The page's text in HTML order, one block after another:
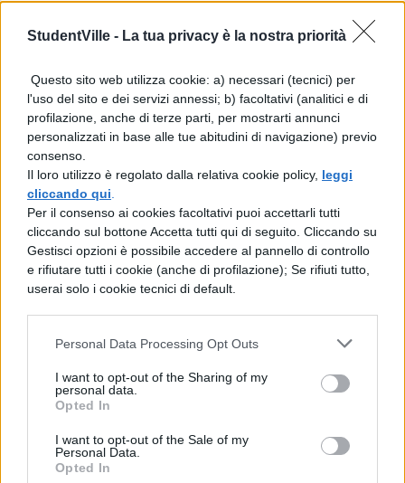
StudentVille - La tua privacy è la nostra priorità
Questo sito web utilizza cookie: a) necessari (tecnici) per
l'uso del sito e dei servizi annessi; b) facoltativi (analitici e di
profilazione, anche di terze parti, per mostrarti annunci
personalizzati in base alle tue abitudini di navigazione) previo
consenso.
Il loro utilizzo è regolato dalla relativa cookie policy, leggi
cliccando qui
Per il consenso ai cookies facoltativi puoi accettarli tutti
cliccando sul bottone Accetta tutti qui di seguito. Cliccando su
Gestisci opzioni è possibile accedere al pannello di controllo
e rifiutare tutti i cookie (anche di profilazione); Se rifiuti tutto,
userai solo i cookie tecnici di default.
Personal Data Processing Opt Outs
I want to opt-out of the Sharing of my
personal data.
Opted In
I want to opt-out of the Sale of my
Personal Data.
Opted In
dentro un liquido, smog, se residui solidi
delle combustioni sono dispersi nell’aria
d’acqua.– segue nel file da scaricare
Scarica il contenuto
TI POTREBBE INTERESSARE
CHIMICA
Elettrolisi: cos'è e come
funziona il processo
CHIMICA